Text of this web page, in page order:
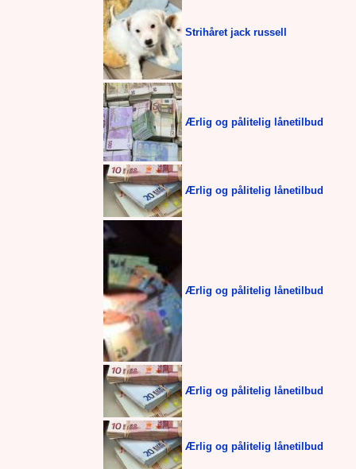
Strihåret jack russell
Ærlig og pålitelig lånetilbud
Ærlig og pålitelig lånetilbud
Ærlig og pålitelig lånetilbud
Ærlig og pålitelig lånetilbud
Ærlig og pålitelig lånetilbud